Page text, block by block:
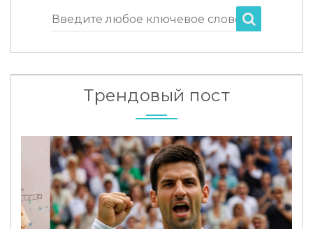
Введите любое ключевое слово
Трендовый пост